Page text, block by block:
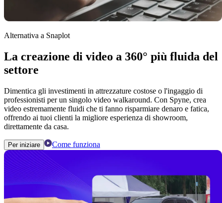
Alternativa a Snaplot
La creazione di video a 360° più fluida del
settore
Dimentica gli investimenti in attrezzature costose o l'ingaggio di
professionisti per un singolo video walkaround. Con Spyne, crea
video estremamente fluidi che ti fanno risparmiare denaro e fatica,
offrendo ai tuoi clienti la migliore esperienza di showroom,
direttamente da casa.
Per iniziare Come funziona